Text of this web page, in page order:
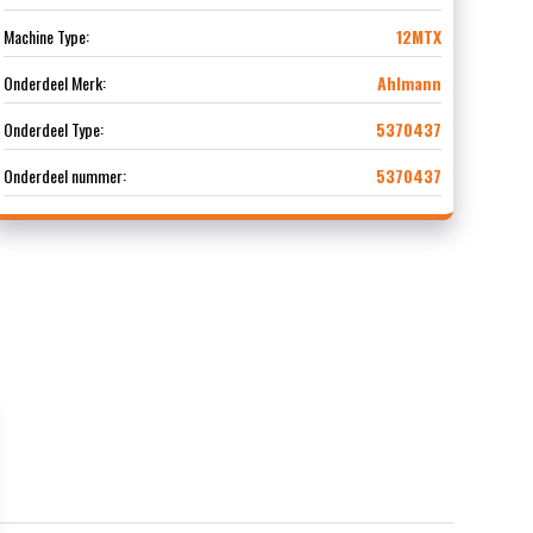
Machine Type:
12MTX
Onderdeel Merk:
Ahlmann
Onderdeel Type:
5370437
Onderdeel nummer:
5370437